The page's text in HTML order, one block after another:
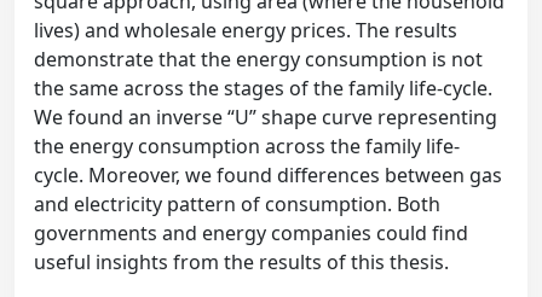
lives) and wholesale energy prices. The results
demonstrate that the energy consumption is not
the same across the stages of the family life-cycle.
We found an inverse “U” shape curve representing
the energy consumption across the family life-
cycle. Moreover, we found differences between gas
and electricity pattern of consumption. Both
governments and energy companies could find
useful insights from the results of this thesis.